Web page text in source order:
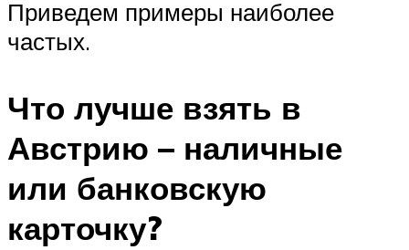
Приведем примеры наиболее
частых.
Что лучше взять в
Австрию – наличные
или банковскую
карточку?